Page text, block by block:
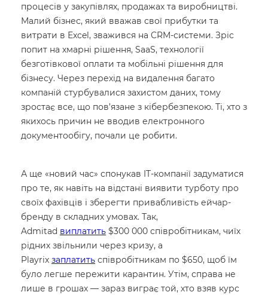
процесів у закупівлях, продажах та виробництві.
Малий бізнес, який вважав свої прибутки та
витрати в Excel, зважився на CRM-системи. Зріс
попит на хмарні рішення, SaaS, технології
безготівкової оплати та мобільні рішення для
бізнесу. Через перехід на видалення багато
компаній стурбувалися захистом даних, тому
зростає все, що пов’язане з кібербезпекою. Ті, хто з
якихось причин не вводив електронного
документообігу, почали це робити.
А ще «новий час» спонукав IT-компанії задуматися
про те, як навіть на відстані виявити турботу про
своїх фахівців і зберегти привабливість ейчар-
бренду в складних умовах. Так,
Admitad виплатить $300 000 співробітникам, чиїх
рідних звільнили через кризу, а
Playrix заплатить співробітникам по $650, щоб їм
було легше пережити карантин. Утім, справа не
лише в грошах — зараз виграє той, хто взяв курс